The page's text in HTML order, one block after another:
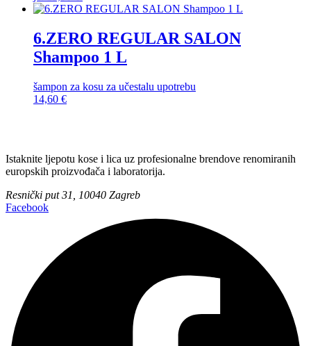
6.ZERO REGULAR SALON
Shampoo 1 L
šampon za kosu za učestalu upotrebu
14,60 €
Istaknite ljepotu kose i lica uz profesionalne brendove renomiranih
europskih proizvođača i laboratorija.
Resnički put 31, 10040 Zagreb
Facebook